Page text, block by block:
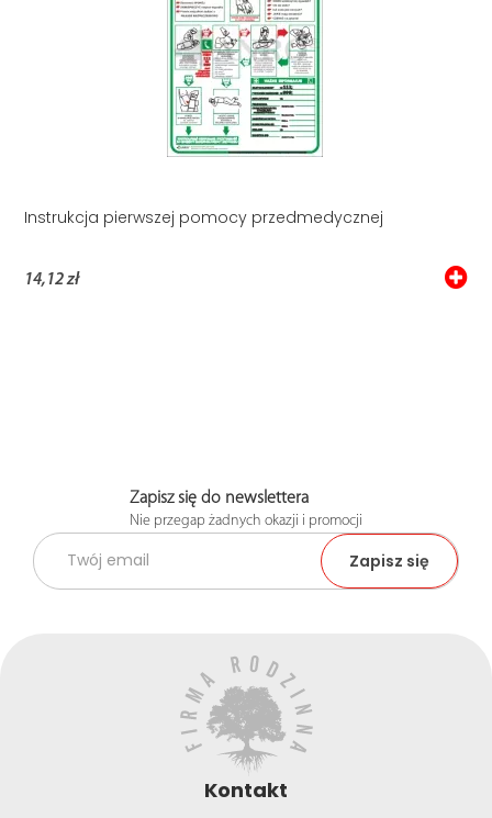
Instrukcja pierwszej pomocy przedmedycznej
14,12 zł
Zapisz się do newslettera
Nie przegap żadnych okazji i promocji
Kontakt